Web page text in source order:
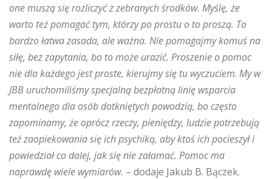
one muszą się rozliczyć z zebranych środków. Myślę, że
warto też pomagać tym, którzy po prostu o to proszą. To
bardzo łatwa zasada, ale ważna. Nie pomagajmy komuś na
siłę, bez zapytania, bo to może urazić. Proszenie o pomoc
nie dla każdego jest proste, kierujmy się tu wyczuciem. My w
JBB uruchomiliśmy specjalną bezpłatną linię wsparcia
mentalnego dla osób dotkniętych powodzią, bo często
zapominamy, że oprócz rzeczy, pieniędzy, ludzie potrzebują
też zaopiekowania się ich psychiką, aby ktoś ich pocieszył i
powiedział co dalej, jak się nie załamać. Pomoc ma
naprawdę wiele wymiarów. – dodaje Jakub B. Bączek.